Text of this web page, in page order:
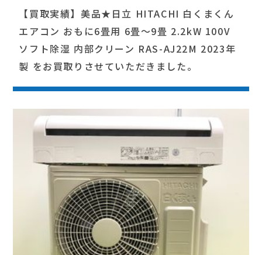
【買取実績】美品★日立 HITACHI 白くまくん
エアコン おもに6畳用 6畳～9畳 2.2kW 100V
ソフト除湿 内部クリーン RAS-AJ22M 2023年
製 をお買取りさせていただきました。